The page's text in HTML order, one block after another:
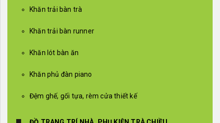
Khăn trải bàn trà
Khăn trải bàn runner
Khăn lót bàn ăn
Khăn phủ đàn piano
Đệm ghế, gối tựa, rèm cửa thiết kế